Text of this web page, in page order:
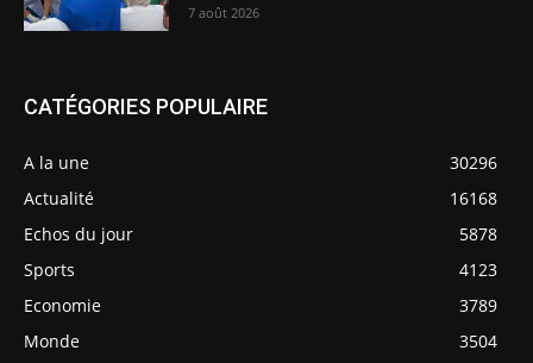
7 août 2026
CATÉGORIES POPULAIRE
A la une
30296
Actualité
16168
Echos du jour
5878
Sports
4123
Economie
3789
Monde
3504